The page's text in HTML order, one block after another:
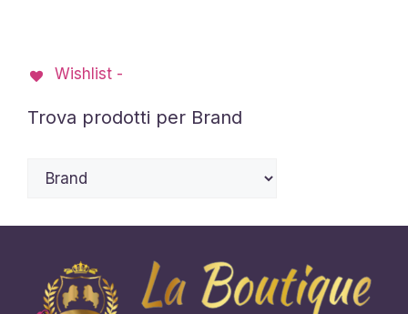
Wishlist -
Trova prodotti per Brand